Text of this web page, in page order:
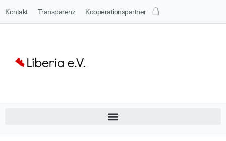
Kontakt Transparenz Kooperationspartner